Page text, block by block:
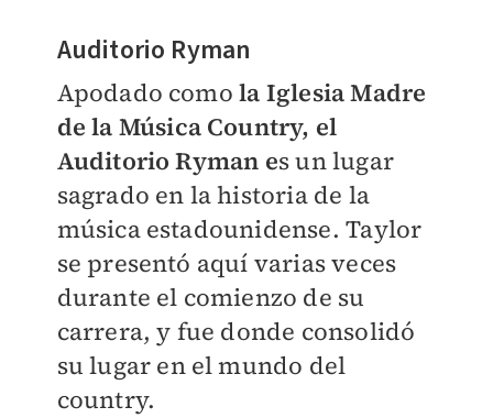
Auditorio Ryman
Apodado comola Iglesia Madre
de la Música Country, el
Auditorio Ryman es un lugar
sagrado en la historia de la
música estadounidense. Taylor
se presentó aquí varias veces
durante el comienzo de su
carrera, y fue donde consolidó
su lugar en el mundo del
country.